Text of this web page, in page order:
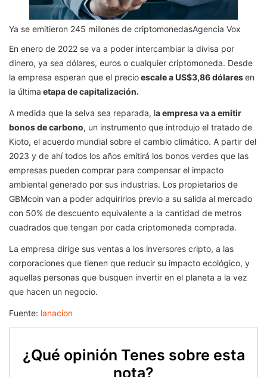
Ya se emitieron 245 millones de criptomonedasAgencia Vox
En enero de 2022 se va a poder intercambiar la divisa por
dinero, ya sea dólares, euros o cualquier criptomoneda. Desde
la empresa esperan que el precioescale a US$3,86 dólaresen
la última etapa de capitalización.
A medida que la selva sea reparada, la empresa va a emitir
bonos de carbono, un instrumento que introdujo el tratado de
Kioto, el acuerdo mundial sobre el cambio climático. A partir del
2023 y de ahí todos los años emitirá los bonos verdes que las
empresas pueden comprar para compensar el impacto
ambiental generado por sus industrias. Los propietarios de
GBMcoin van a poder adquirirlos previo a su salida al mercado
con 50% de descuento equivalente a la cantidad de metros
cuadrados que tengan por cada criptomoneda comprada.
La empresa dirige sus ventas a los inversores cripto, a las
corporaciones que tienen que reducir su impacto ecológico, y
aquellas personas que busquen invertir en el planeta a la vez
que hacen un negocio.
Fuente: lanacion
¿Qué opinión Tenes sobre esta
nota?